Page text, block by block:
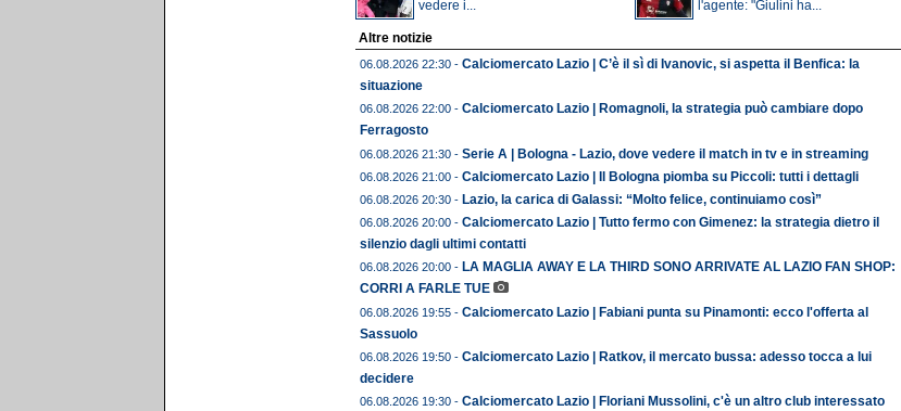
vedere i...
l'agente: "Giulini ha...
Altre notizie
06.08.2026 22:30 - Calciomercato Lazio | C’è il sì di Ivanovic, si aspetta il Benfica: la
situazione
06.08.2026 22:00 - Calciomercato Lazio | Romagnoli, la strategia può cambiare dopo
Ferragosto
06.08.2026 21:30 - Serie A | Bologna - Lazio, dove vedere il match in tv e in streaming
06.08.2026 21:00 - Calciomercato Lazio | Il Bologna piomba su Piccoli: tutti i dettagli
06.08.2026 20:30 - Lazio, la carica di Galassi: “Molto felice, continuiamo così”
06.08.2026 20:00 - Calciomercato Lazio | Tutto fermo con Gimenez: la strategia dietro il
silenzio dagli ultimi contatti
06.08.2026 20:00 - LA MAGLIA AWAY E LA THIRD SONO ARRIVATE AL LAZIO FAN SHOP:
CORRI A FARLE TUE
06.08.2026 19:55 - Calciomercato Lazio | Fabiani punta su Pinamonti: ecco l'offerta al
Sassuolo
06.08.2026 19:50 - Calciomercato Lazio | Ratkov, il mercato bussa: adesso tocca a lui
decidere
06.08.2026 19:30 - Calciomercato Lazio | Floriani Mussolini, c'è un altro club interessato